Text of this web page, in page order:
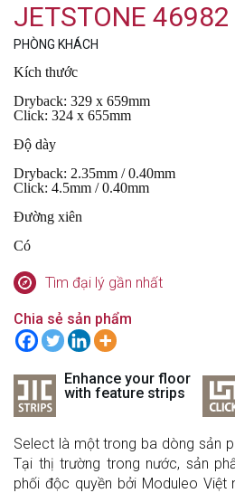
JETSTONE 46982
PHÒNG KHÁCH
Kích thước
Dryback: 329 x 659mm
Click: 324 x 655mm
Độ dày
Dryback: 2.35mm / 0.40mm
Click: 4.5mm / 0.40mm
Đường xiên
Có
Tìm đại lý gần nhất
Chia sẻ sản phẩm
Enhance your floor
with feature strips
Select là một trong ba dòng sản
Tại thị trường trong nước, sản
phối độc quyền bởi Moduleo Việt